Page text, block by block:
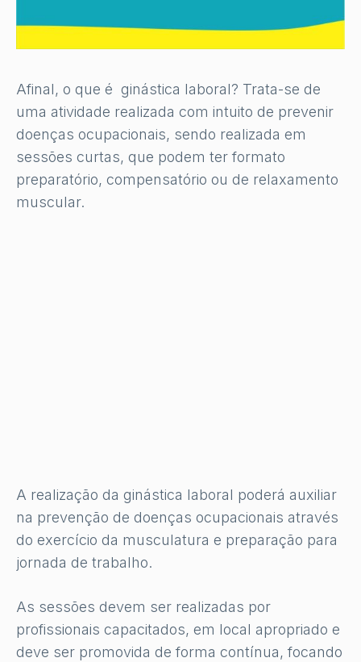
Afinal, o que é ginástica laboral? Trata-se de
uma atividade realizada com intuito de prevenir
doenças ocupacionais, sendo realizada em
sessões curtas, que podem ter formato
preparatório, compensatório ou de relaxamento
muscular.
A realização da ginástica laboral poderá auxiliar
na prevenção de doenças ocupacionais através
do exercício da musculatura e preparação para
jornada de trabalho.
As sessões devem ser realizadas por
profissionais capacitados, em local apropriado e
deve ser promovida de forma contínua, focando